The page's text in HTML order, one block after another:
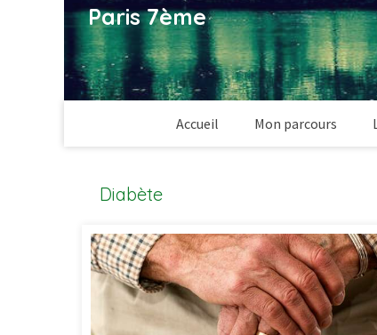
Paris 7ème
Accueil Mon parcours
Diabète